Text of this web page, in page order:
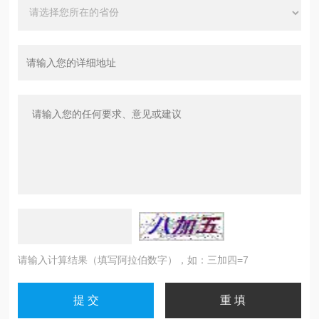
请输入计算结果（填写阿拉伯数字），如：三加四=7